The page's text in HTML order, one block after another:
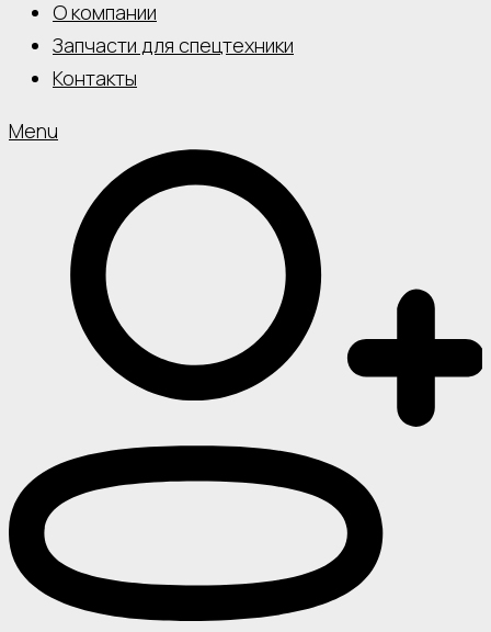
О компании
Запчасти для спецтехники
Контакты
Menu